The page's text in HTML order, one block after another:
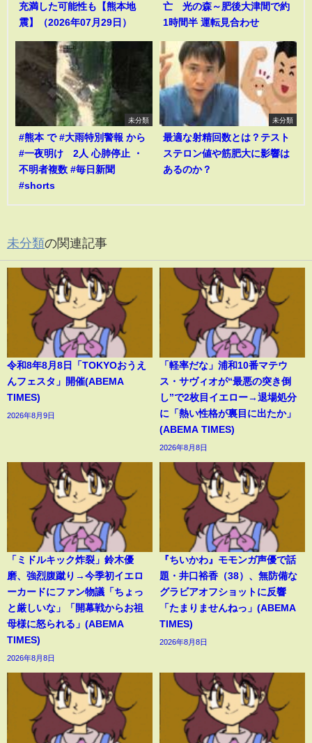
充満した可能性も【熊本地
震】（2026年07月29日）
亡 光の森～肥後大津間で約
1時間半 運転見合わせ
未分類
#熊本 で #大雨特別警報 から
#一夜明け 2人 心肺停止 ・
不明者複数 #毎日新聞
#shorts
未分類
最適な射精回数とは？テスト
ステロン値や筋肥大に影響は
あるのか？
未分類の関連記事
令和8年8月8日「TOKYOおうえ
んフェスタ」開催(ABEMA
TIMES)
2026年8月9日
「軽率だな」浦和10番マテウ
ス・サヴィオが“最悪の突き倒
し”で2枚目イエロー→退場処分
に「熱い性格が裏目に出たか」
(ABEMA TIMES)
2026年8月8日
「ミドルキック炸裂」鈴木優
磨、強烈腹蹴り→今季初イエロ
ーカードにファン物議「ちょっ
と厳しいな」「開幕戦からお祖
母様に怒られる」(ABEMA
TIMES)
2026年8月8日
『ちいかわ』モモンガ声優で話
題・井口裕香（38）、無防備な
グラビアオフショットに反響
「たまりませんねっ」(ABEMA
TIMES)
2026年8月8日